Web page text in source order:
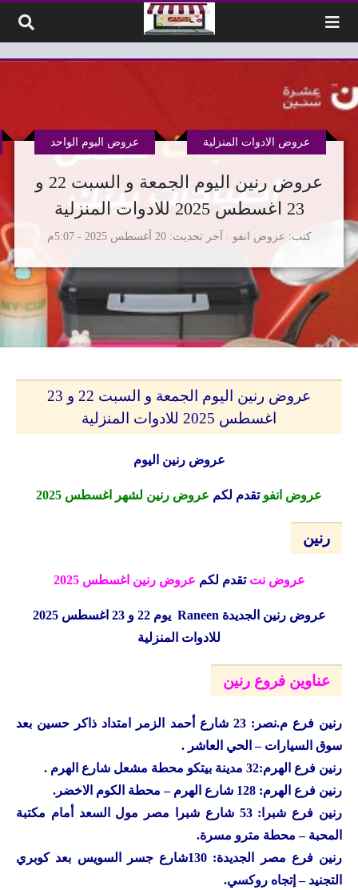
عروض رنين اليوم الجمعة و السبت 22 و
23 اغسطس 2025 للادوات المنزلية
كتب عروض انفو
عروض الادوات المنزلية عروض اليوم الواحد
آخر تحديث 20 أغسطس 2025 - 5:07م
عروض رنين اليوم الجمعة و السبت 22 و 23
اغسطس 2025 للادوات المنزلية
عروض رنين اليوم
عروض انفو تقدم لكم عروض رنين لشهر اغسطس 2025
رنين
عروض نت تقدم لكم عروض رنين اغسطس 2025
عروض رنين الجديدة Raneen
يوم 22 و 23 اغسطس 2025
للادوات المنزلية
عناوين فروع رنين
رنين
فرع م.نصر: 23 شارع أحمد الزمر امتداد ذاكر حسين بعد
سوق السيارات – الحي العاشر .
رنين فرع الهرم:32 مدينة بيتكو محطة مشعل شارع الهرم .
رنين فرع الهرم: 128 شارع الهرم – محطة الكوم الاخضر.
رنين
فرع شبرا: 53 شارع شبرا مصر مول السعد أمام مكتبة
المحبة – محطة مترو مسرة.
رنين
فرع مصر الجديدة: 130شارع جسر السويس بعد كوبري
التجنيد – إتجاه روكسي.